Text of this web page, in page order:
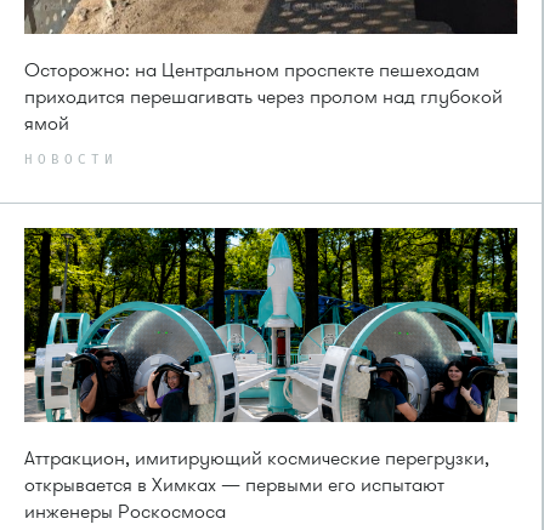
Осторожно: на Центральном проспекте пешеходам
приходится перешагивать через пролом над глубокой
ямой
НОВОСТИ
Аттракцион, имитирующий космические перегрузки,
открывается в Химках — первыми его испытают
инженеры Роскосмоса